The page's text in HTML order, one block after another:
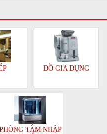
ĐỒ GIA DỤNG
TẮM NHẬP